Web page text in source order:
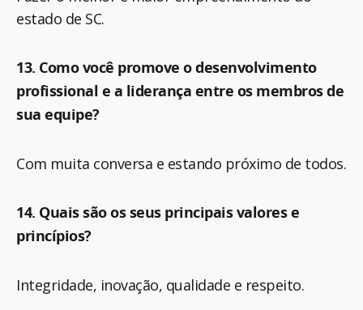
estado de SC.
13. Como você promove o desenvolvimento
profissional e a liderança entre os membros de
sua equipe?
Com muita conversa e estando próximo de todos.
14. Quais são os seus principais valores e
princípios?
Integridade, inovação, qualidade e respeito.